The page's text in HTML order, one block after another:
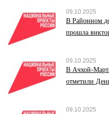
09.10.2025
В Районном
прошла
09.10.2025
В Ачхой-
отметили
09.10.2025